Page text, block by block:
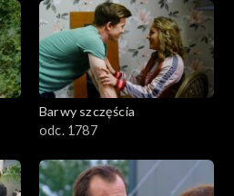
Barwy szczęścia
odc. 1787